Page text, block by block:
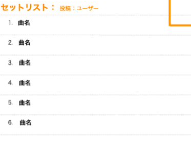
リスト情報の正確性は保証されませんので、あらかじめご了承ください。
、
ページワンが運営する歌詞サイト「